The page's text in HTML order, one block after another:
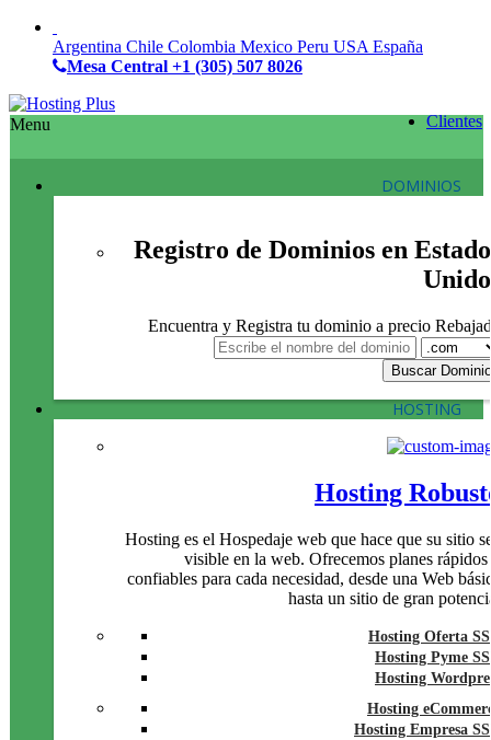
Argentina Chile Colombia Mexico Peru USA España
Mesa Central +1 (305) 507 8026
Clientes
Menu
DOMINIOS
Registro de Dominios en
Encuentra y Registra tu dominio a precio
HOSTING
Hosting
Hosting es el Hospedaje web que hace que su sitio
visible en la web. Ofrecemos planes
confiables para cada necesidad, desde una Web
hasta un sitio de gran
Hosting Oferta
Hosting Pyme
Hosting
Hosting
Hosting Empresa